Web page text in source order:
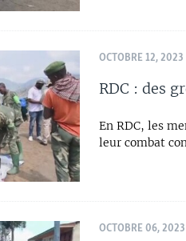
OCTOBRE 12, 2023
RDC : des
En RDC, les
leur combat
OCTOBRE 06, 2023